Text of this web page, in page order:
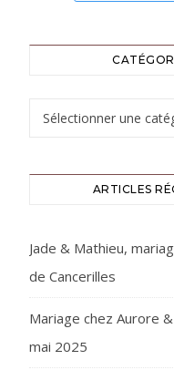
Catégories
ARTICLES
Jade & Mathieu,
de Cancerilles
Mariage chez Aurore
mai 2025